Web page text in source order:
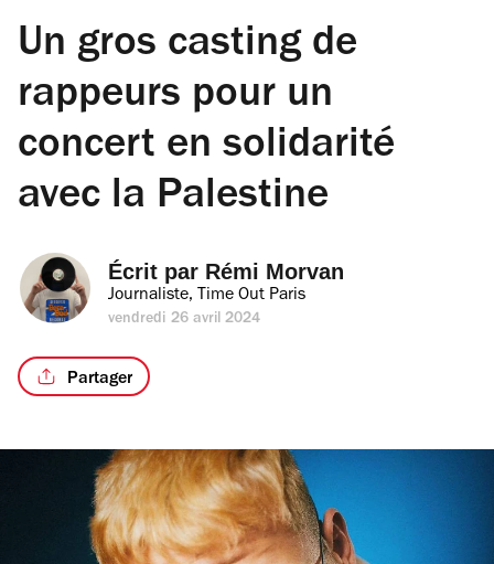
Un gros casting de
rappeurs pour un
concert en solidarité
avec la Palestine
Écrit par Rémi Morvan
Journaliste, Time Out Paris
vendredi 26 avril 2024
Partager